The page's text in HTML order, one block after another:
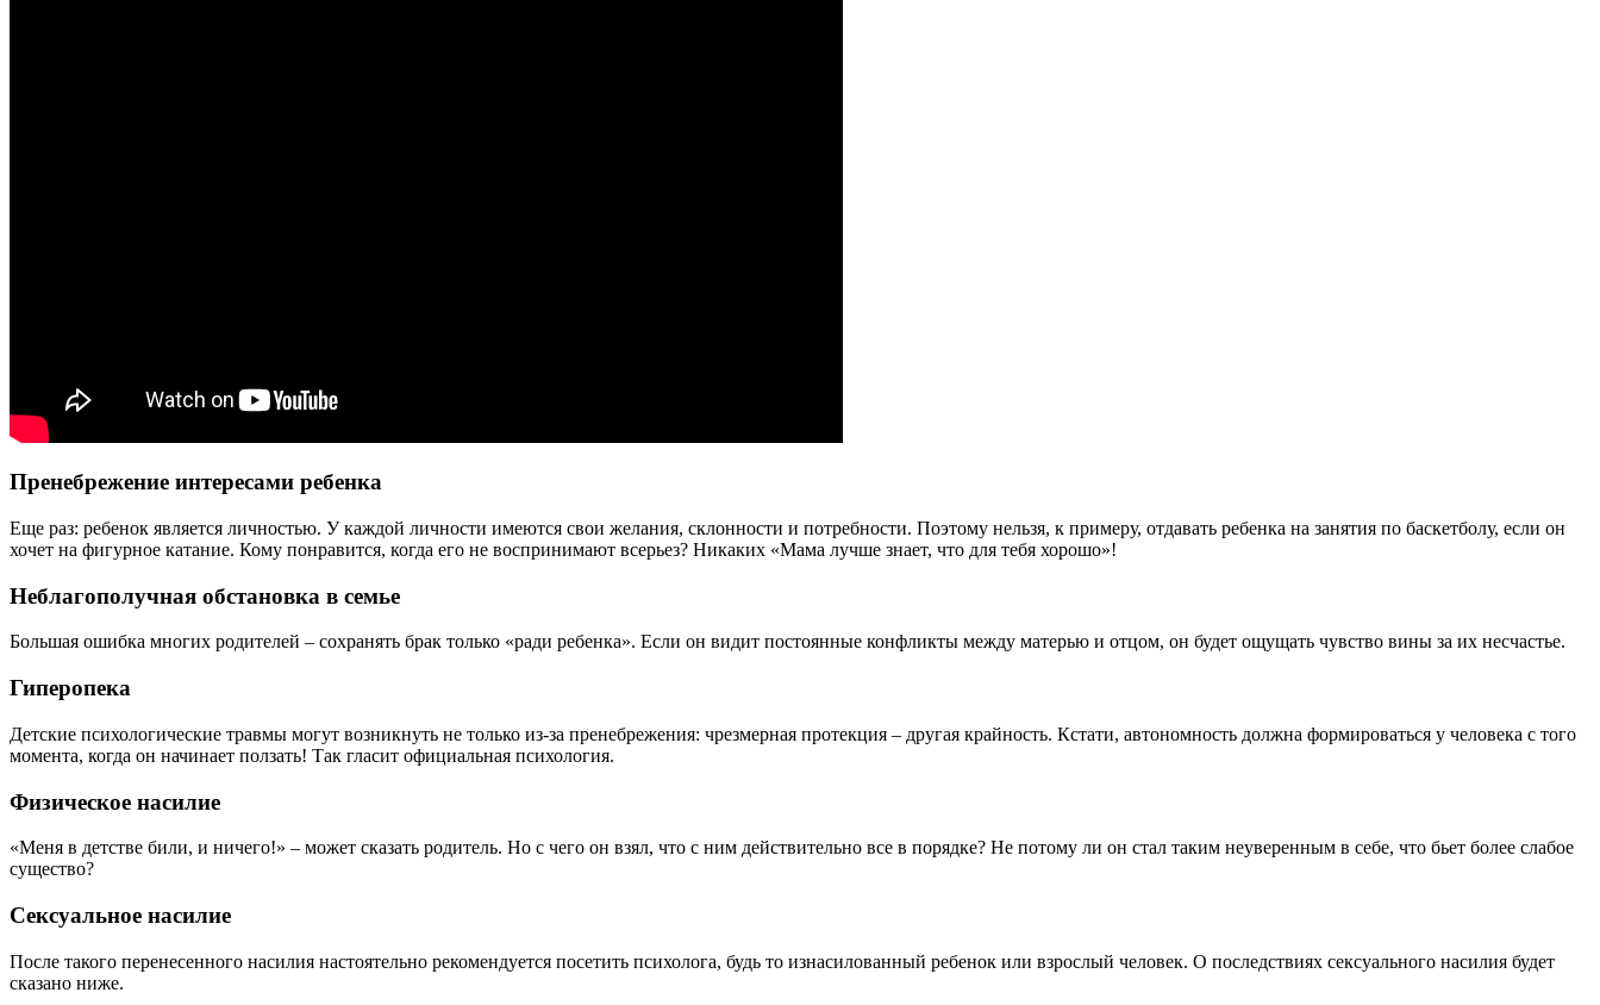
Пренебрежение интересами ребенка
Еще раз: ребенок является личностью. У каждой личности имеются свои желания, склонности и потребности. Поэтому нельзя, к примеру, отдавать ребенка на занятия по баскетболу, если он
хочет на фигурное катание. Кому понравится, когда его не воспринимают всерьез? Никаких «Мама лучше знает, что для тебя хорошо»!
Неблагополучная обстановка в семье
Большая ошибка многих родителей – сохранять брак только «ради ребенка». Если он видит постоянные конфликты между матерью и отцом, он будет ощущать чувство вины за их несчастье.
Гиперопека
Детские психологические травмы могут возникнуть не только из-за пренебрежения: чрезмерная протекция – другая крайность. Кстати, автономность должна формироваться у человека с того
момента, когда он начинает ползать! Так гласит официальная психология.
Физическое насилие
«Меня в детстве били, и ничего!» – может сказать родитель. Но с чего он взял, что с ним действительно все в порядке? Не потому ли он стал таким неуверенным в себе, что бьет более слабое
существо?
Сексуальное насилие
После такого перенесенного насилия настоятельно рекомендуется посетить психолога, будь то изнасилованный ребенок или взрослый человек. О последствиях сексуального насилия будет
сказано ниже.